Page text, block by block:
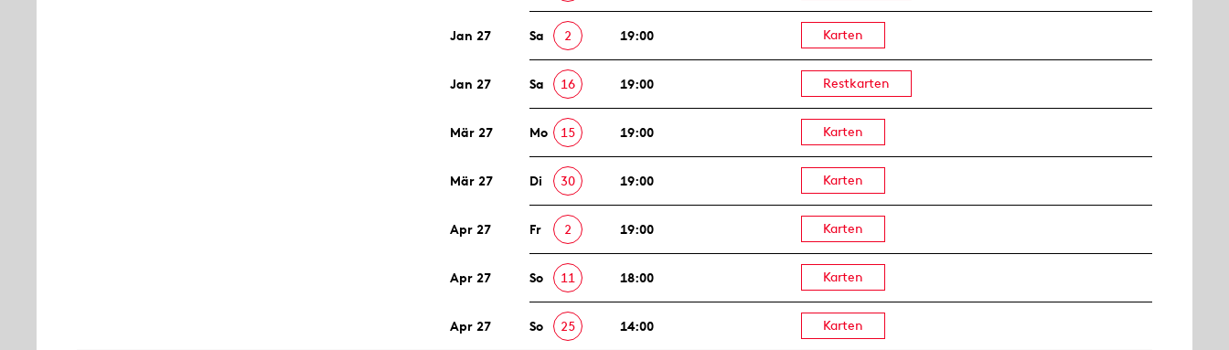
Jan 27 Sa 2 19:00 Karten
Jan 27 Sa 16 19:00 Restkarten
Mär 27 Mo 15 19:00 Karten
Mär 27 Di 30 19:00 Karten
Apr 27 Fr 2 19:00 Karten
Apr 27 So 11 18:00 Karten
Apr 27 So 25 14:00 Karten